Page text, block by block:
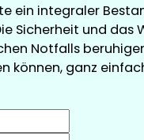
ein integraler
Sicherheit und das
Notfalls
können, ganz